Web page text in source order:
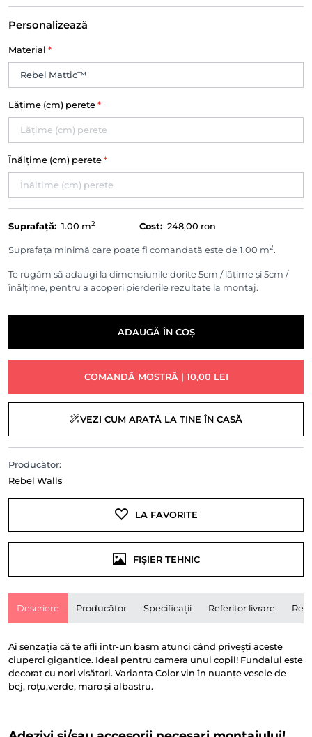
Personalizează
Material *
Lățime (cm) perete *
Înălțime (cm) perete *
Suprafață: 1.00 m2 Cost: 248,00 ron
Suprafața minimă care poate fi comandată este de 1.00 m2.
Te rugăm să adaugi la dimensiunile dorite 5cm / lățime și 5cm /
înălțime, pentru a acoperi pierderile rezultate la montaj.
ADAUGĂ ÎN COȘ
COMANDĂ MOSTRĂ | 10,00 LEI
VEZI CUM ARATĂ LA TINE ÎN CASĂ
Producător:
Rebel Walls
LA FAVORITE
FIȘIER TEHNIC
Descriere Producător Specificații Referitor livrare
Ai senzația că te afli într-un basm atunci când privești aceste
ciuperci gigantice. Ideal pentru camera unui copil! Fundalul este
decorat cu nori visători. Varianta Color vin în nuanțe vesele de
bej, roțu,verde, maro și albastru.